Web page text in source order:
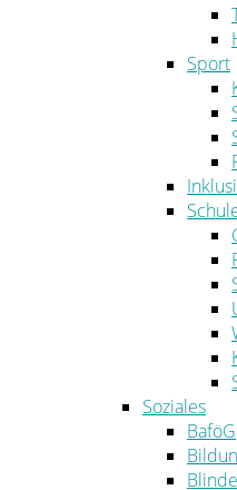
Sport
Soziales
BaföG